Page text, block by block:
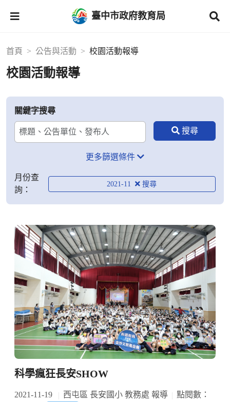
臺中市政府教育局
首頁 公告與活動 校園活動報導
校園活動報導
關鍵字搜尋
更多篩選條件
月份查
詢：
2021-11
科學瘋狂長安SHOW
2021-11-19 西屯區 長安國小 教務處 報導
點閱數：